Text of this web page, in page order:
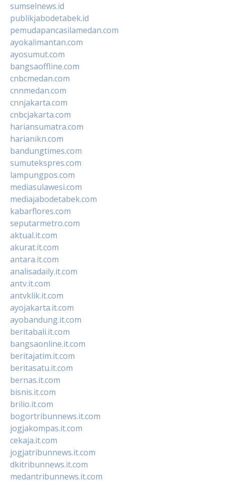
sumselnews.id
publikjabodetabek.id
pemudapancasilamedan.com
ayokalimantan.com
ayosumut.com
bangsaoffline.com
cnbcmedan.com
cnnmedan.com
cnnjakarta.com
cnbcjakarta.com
hariansumatra.com
harianikn.com
bandungtimes.com
sumutekspres.com
lampungpos.com
mediasulawesi.com
mediajabodetabek.com
kabarflores.com
seputarmetro.com
aktual.it.com
akurat.it.com
antara.it.com
analisadaily.it.com
antv.it.com
antvklik.it.com
ayojakarta.it.com
ayobandung.it.com
beritabali.it.com
bangsaonline.it.com
beritajatim.it.com
beritasatu.it.com
bernas.it.com
bisnis.it.com
brilio.it.com
bogortribunnews.it.com
jogjakompas.it.com
cekaja.it.com
jogjatribunnews.it.com
dkitribunnews.it.com
medantribunnews.it.com